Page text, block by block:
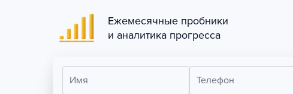
Ежемесячные пробники
и аналитика прогресса
Имя Телефон